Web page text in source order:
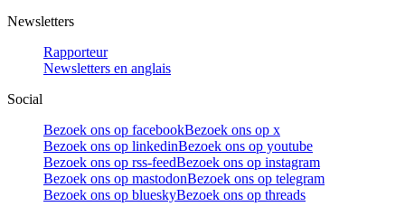
Newsletters
Rapporteur
Newsletters en anglais
Social
Bezoek ons op facebookBezoek ons op x
Bezoek ons op linkedinBezoek ons op youtube
Bezoek ons op rss-feedBezoek ons op instagram
Bezoek ons op mastodonBezoek ons op telegram
Bezoek ons op blueskyBezoek ons op threads